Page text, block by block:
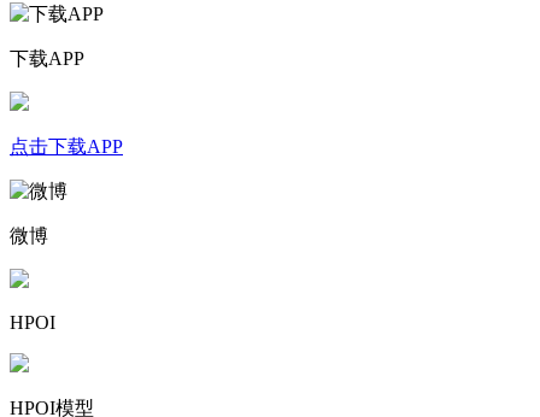
下载APP
点击下载APP
微博
HPOI
HPOI模型